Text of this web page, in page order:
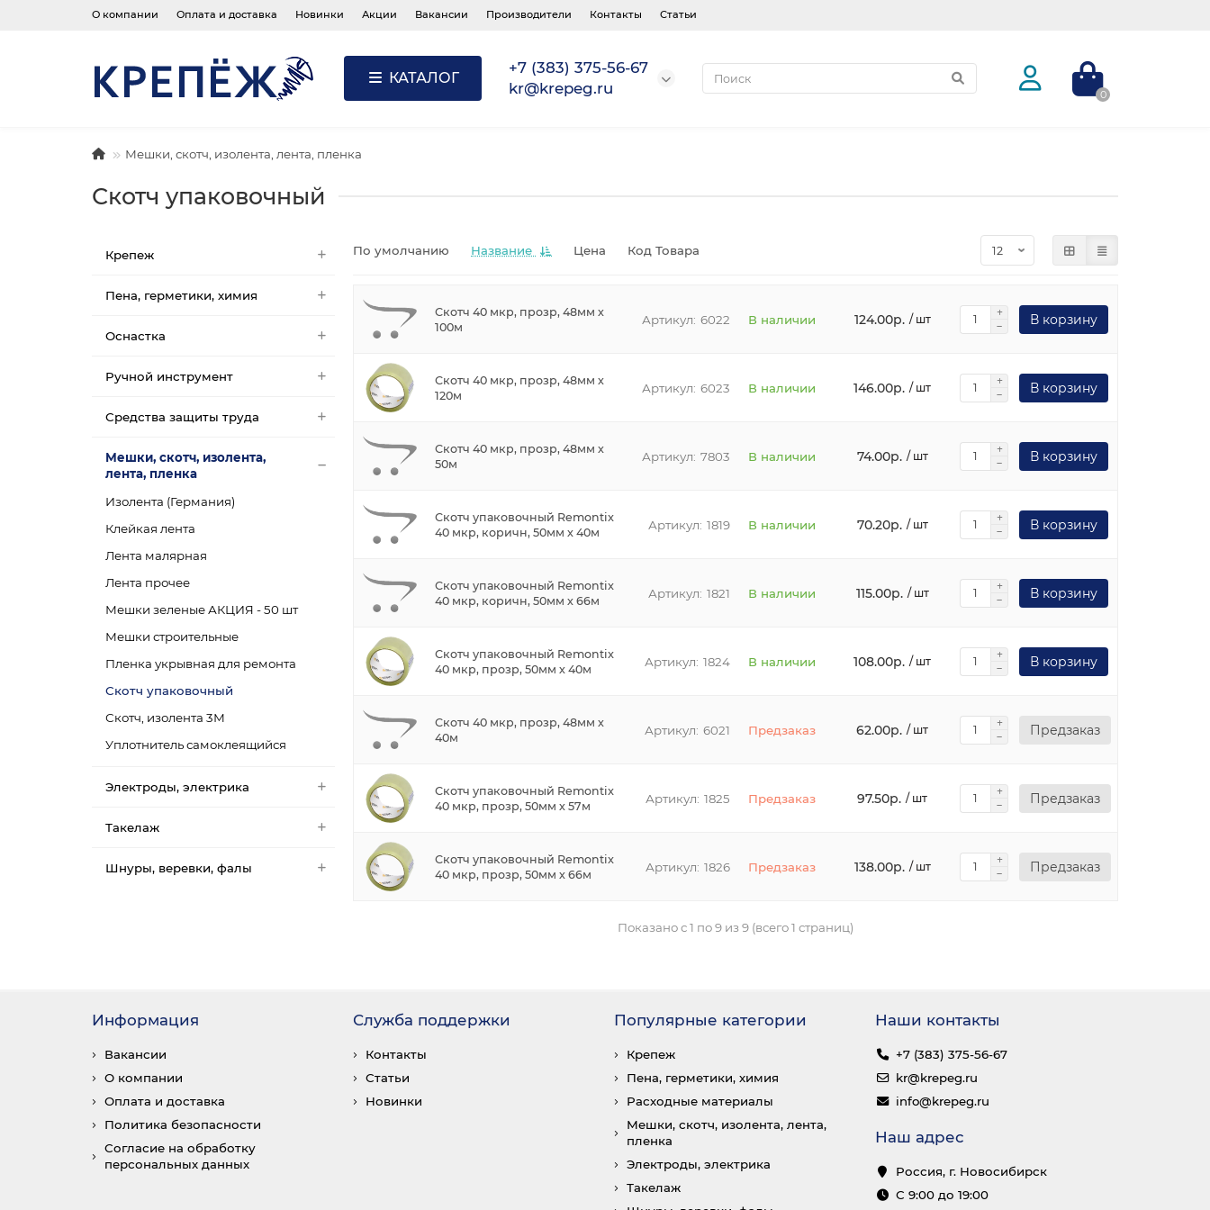
О компании Оплата и доставка Новинки Акции Вакансии Производители Контакты Статьи
КАТАЛОГ
+7 (383) 375-56-67
kr@krepeg.ru
0
Мешки, скотч, изолента, лента, пленка
Скотч упаковочный
Крепеж
Пена, герметики, химия
Оснастка
Ручной инструмент
Средства защиты труда
Мешки, скотч, изолента,
лента, пленка
Изолента (Германия)
Клейкая лента
Лента малярная
Лента прочее
Мешки зеленые АКЦИЯ - 50 шт
Мешки строительные
Пленка укрывная для ремонта
Скотч упаковочный
Скотч, изолента 3М
Уплотнитель самоклеящийся
Электроды, электрика
Такелаж
Шнуры, веревки, фалы
По умолчанию Название Цена Код Товара
Скотч 40 мкр, прозр, 48мм х
100м
6022 В наличии 124.00р. / шт В корзину
Скотч 40 мкр, прозр, 48мм х
120м
6023 В наличии 146.00р. / шт В корзину
Скотч 40 мкр, прозр, 48мм х
50м
7803 В наличии 74.00р. / шт В корзину
Скотч упаковочный Remontix
40 мкр, коричн, 50мм х 40м
1819 В наличии 70.20р. / шт В корзину
Скотч упаковочный Remontix
40 мкр, коричн, 50мм х 66м
1821 В наличии 115.00р. / шт В корзину
Скотч упаковочный Remontix
40 мкр, прозр, 50мм х 40м
1824 В наличии 108.00р. / шт В корзину
Скотч 40 мкр, прозр, 48мм х
40м
6021 Предзаказ 62.00р. / шт Предзаказ
Скотч упаковочный Remontix
40 мкр, прозр, 50мм х 57м
1825 Предзаказ 97.50р. / шт Предзаказ
Скотч упаковочный Remontix
40 мкр, прозр, 50мм х 66м
1826 Предзаказ 138.00р. / шт Предзаказ
Показано с 1 по 9 из 9 (всего 1 страниц)
Информация
Вакансии
О компании
Оплата и доставка
Политика безопасности
Согласие на обработку
персональных данных
Служба поддержки
Контакты
Статьи
Новинки
Популярные категории
Крепеж
Пена, герметики, химия
Расходные материалы
Мешки, скотч, изолента, лента,
пленка
Электроды, электрика
Такелаж
Наши контакты
+7 (383) 375-56-67
kr@krepeg.ru
info@krepeg.ru
Наш адрес
Россия, г. Новосибирск
С 9:00 до 19:00